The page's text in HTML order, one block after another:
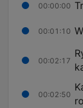
00:00:00
00:01:10
00:02:17
00:02:50